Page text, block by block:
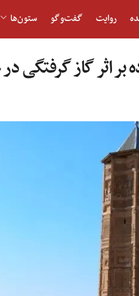
روایت گفت‌و‎گو ستون‌ها
اثر گاز گرفتگی